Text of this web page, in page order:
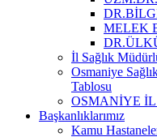
MELEK
İl Sağlık
Osmaniye
Tablosu
OSMANİYE
Başkanlıklarımız
Kamu